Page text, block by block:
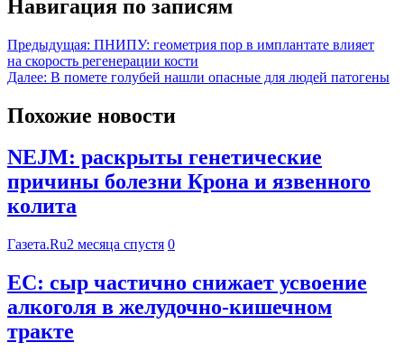
Навигация по записям
Предыдущая: ПНИПУ: геометрия пор в имплантате влияет
на скорость регенерации кости
Далее: В помете голубей нашли опасные для людей патогены
Похожие новости
NEJM: раскрыты генетические
причины болезни Крона и язвенного
колита
Газета.Ru2 месяца спустя 0
EC: сыр частично снижает усвоение
алкоголя в желудочно-кишечном
тракте